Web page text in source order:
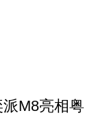
M8亮相粤